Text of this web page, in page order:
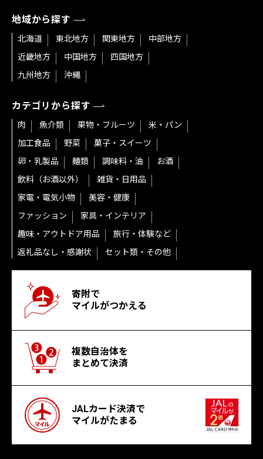
地域から探す
北海道 東北地方 関東地方
中部地方
近畿地方
中国地方
四国地方
九州地方
沖縄
カテゴリから探す
肉 魚介類 果物・フルーツ
米・パン
加工食品
野菜
菓子・スイーツ
卵・乳製品
麺類 調味料・油
お酒
飲料（お酒以外）
雑貨・日用品
家電・電気小物
美容・健康
ファッション
家具・インテリア
趣味・アウトドア用品
旅行・体験など
返礼品なし・感謝状
セット類・その他
寄附で
マイルがつかえる
複数自治体を
まとめて決済
JALカード決済で
マイルがたまる